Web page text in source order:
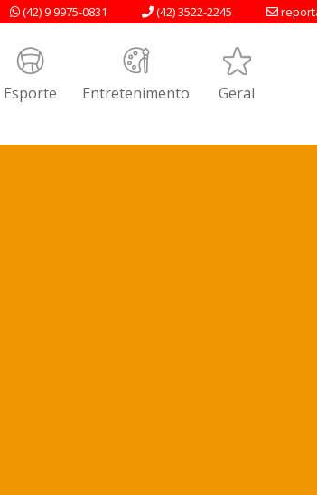
(42) 3522-2245
(42) 9 9975-0831
Esporte Entretenimento Geral